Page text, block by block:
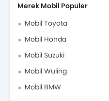
Merek Mobil Populer
Mobil Toyota
Mobil Honda
Mobil Suzuki
Mobil Wuling
Mobil BMW